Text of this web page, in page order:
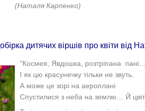
(Наталя Карпенко)
дитячих віршів про квіти від
"Космея, Явдошка, розтріпана
І як цю красунечку тільки не звуть.
А може це зорі на аероплані
Спустилися з неба на землю… Й